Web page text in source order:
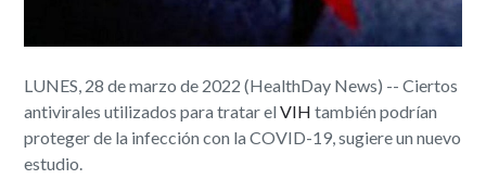
LUNES, 28 de marzo de 2022 (HealthDay News) -- Ciertos
antivirales utilizados para tratar elVIH también podrían
proteger de la infección con la COVID-19, sugiere un nuevo
estudio.